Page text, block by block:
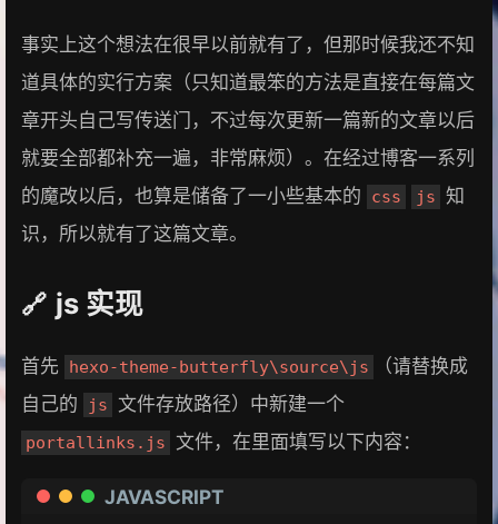
事实上这个想法在很早以前就有了，但那时候我还不知
道具体的实行方案（只知道最笨的方法是直接在每篇文
章开头自己写传送门，不过每次更新一篇新的文章以后
就要全部都补充一遍，非常麻烦）。在经过博客一系列
的魔改以后，也算是储备了一小些基本的
css js 知
识，所以就有了这篇文章。
js 实现
首先 hexo-theme-butterfly\source\js
（请替换成
自己的
js 文件存放路径）中新建一个
portallinks.js 文件，在里面填写以下内容：
JAVASCRIPT